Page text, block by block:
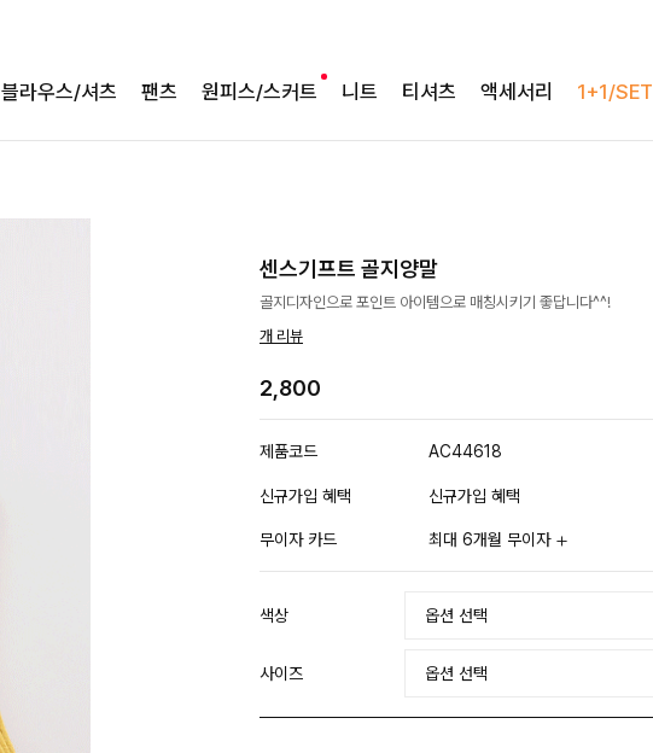
블라우스/셔츠 팬츠 원피스/스커트 니트 티셔츠 액세서리 1+1/SET
센스기프트 골지양말
골지디자인으로 포인트 아이템으로 매칭시키기 좋답니다^^!
개 리뷰
2,800
제품코드 AC44618
신규가입 혜택 신규가입 혜택
무이자 카드 최대 6개월 무이자
색상
사이즈